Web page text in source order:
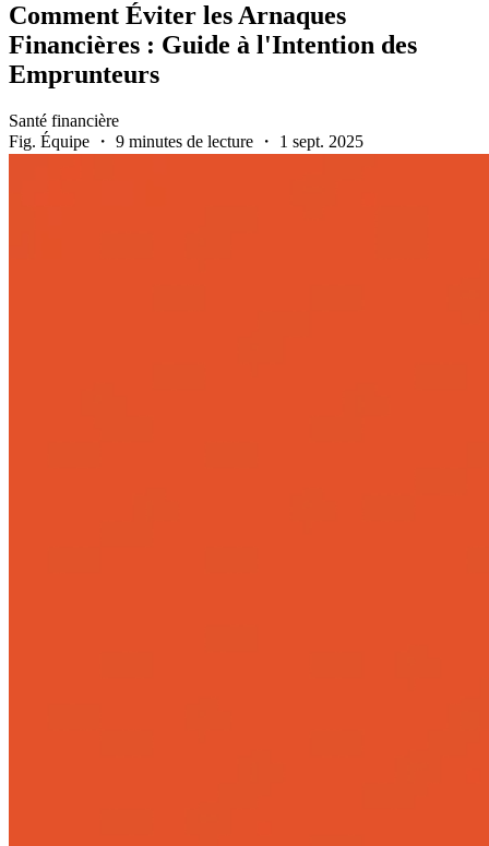
Comment Éviter les Arnaques
Financières : Guide à l'Intention des
Emprunteurs
Santé financière
Fig. Équipe ・ 9 minutes de lecture ・ 1 sept. 2025